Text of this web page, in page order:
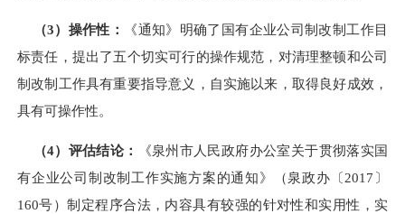
（3）操作性：
《通知》明确了国有企业公司制改制工作目
标责任，提出了五个切实可行的操作规范，对清理整顿和公司
制改制工作具有重要指导意义，自实施以来，取得良好成效，
具有可操作性。
（4）评估结论： 《泉州市人民政府办公室关于贯彻落实国
有企业公司制改制工作实施方案的通知》（泉政办〔2017 〕
160号）制定程序合法，内容具有较强的针对性和实用性，实